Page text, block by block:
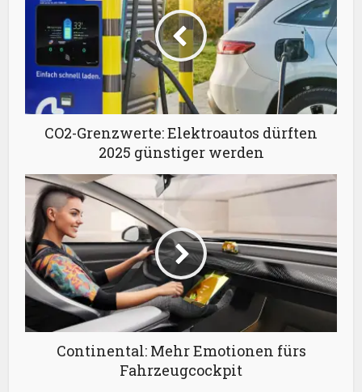
CO2-Grenzwerte: Elektroautos dürften
2025 günstiger werden
Continental: Mehr Emotionen fürs
Fahrzeugcockpit